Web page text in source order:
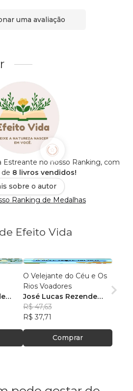
uma avaliação
Estreante no nosso Ranking, com
8 livros vendidos!
sobre o autor
Ranking de Medalhas
Efeito Vida
O Velejante do Céu e Os
Rios Voadores
José Lucas Rezende
Bandeira
R$ 47,63
R$ 37,71
Comprar